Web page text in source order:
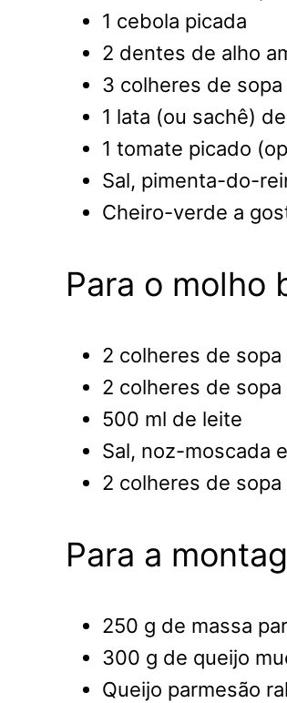
1 cebola picada
2 dentes de alho
3 colheres de
1 lata (ou sachê)
1 tomate picado
Sal, pimenta-do-
Cheiro-verde a
Para o molho
2 colheres de
2 colheres de
500 ml de leite
Sal, noz-moscada
2 colheres de
Para a
250 g de massa
300 g de queijo
Queijo parmesão